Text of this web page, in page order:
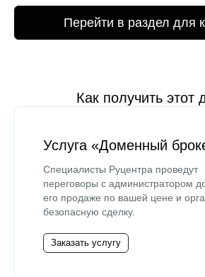
Перейти в раздел для
Как получить этот
Услуга «Доменный
Специалисты Руцентра проведут
переговоры с администратором
его продаже по вашей цене и
безопасную сделку.
Заказать услугу